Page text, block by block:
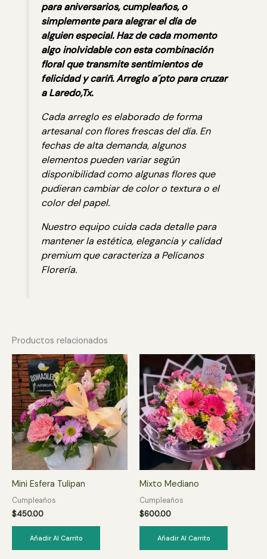
para aniversarios, cumpleaños, o
simplemente para alegrar el día de
alguien especial. Haz de cada momento
algo inolvidable con esta combinación
floral que transmite sentimientos de
felicidad y cariñ. Arreglo a´pto para cruzar
a Laredo,Tx.
Cada arreglo es elaborado de forma
artesanal con flores frescas del día. En
fechas de alta demanda, algunos
elementos pueden variar según
disponibilidad como algunas flores que
pudieran cambiar de color o textura o el
color del papel.
Nuestro equipo cuida cada detalle para
mantener la estética, elegancia y calidad
premium que caracteriza a Pelícanos
Florería.
Productos relacionados
Mini Esfera Tulipan
Cumpleaños
$450.00
Añadir Al Carrito
Mixto Mediano
Cumpleaños
$600.00
Añadir Al Carrito